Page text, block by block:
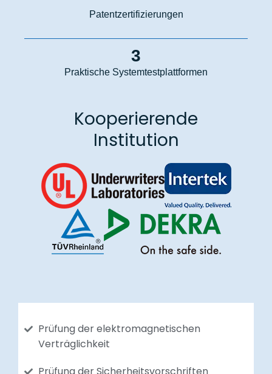
Patentzertifizierungen
3
Praktische Systemtestplattformen
Kooperierende
Institution
Prüfung der elektromagnetischen
Verträglichkeit